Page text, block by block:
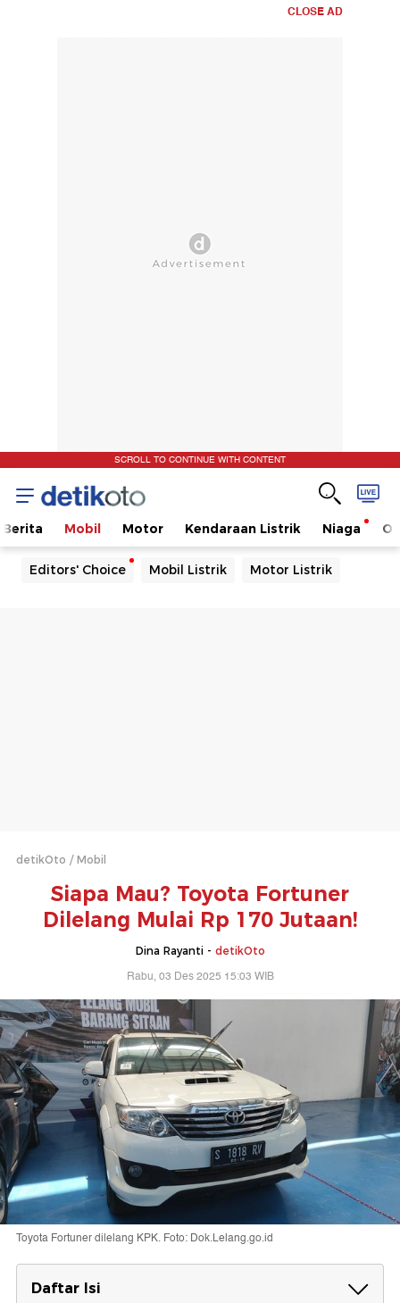
CLOSE AD
SCROLL TO CONTINUE WITH CONTENT
Berita Mobil Motor Kendaraan Listrik Niaga
Editors' Choice Mobil Listrik Motor Listrik
detikOto Mobil
Siapa Mau? Toyota Fortuner
Dilelang Mulai Rp 170 Jutaan!
Dina Rayanti - detikOto
Rabu, 03 Des 2025 15:03 WIB
Toyota Fortuner dilelang KPK. Foto: Dok.Lelang.go.id
Daftar Isi